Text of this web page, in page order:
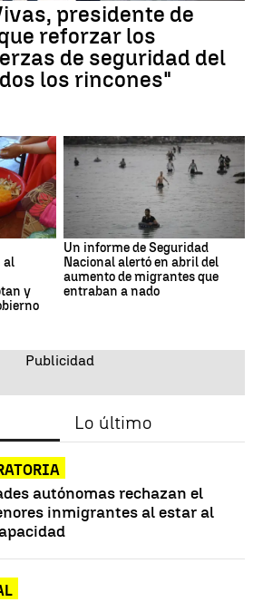
presidente de
reforzar los
de seguridad del
los rincones"
al
y
Un informe de Seguridad
Nacional alertó en abril del
aumento de migrantes que
entraban a nado
Lo último
autónomas rechazan el
inmigrantes al estar al